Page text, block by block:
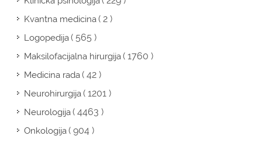
Kvantna medicina( 2 )
Logopedija( 565 )
Maksilofacijalna hirurgija( 1760 )
Medicina rada( 42 )
Neurohirurgija( 1201 )
Neurologija( 4463 )
Onkologija( 904 )